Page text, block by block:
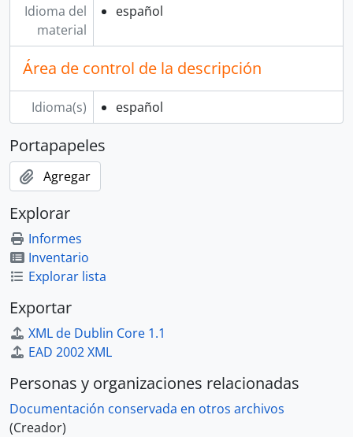
Idioma del
material
español
Área de control de la descripción
Idioma(s) español
Portapapeles
Agregar
Explorar
Informes
Inventario
Explorar lista
Exportar
XML de Dublin Core 1.1
EAD 2002 XML
Personas y organizaciones relacionadas
Documentación conservada en otros archivos
(Creador)